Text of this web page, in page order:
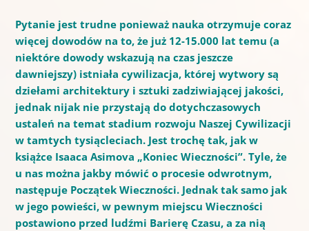
Pytanie jest trudne ponieważ nauka otrzymuje coraz
więcej dowodów na to, że już 12-15.000 lat temu (a
niektóre dowody wskazują na czas jeszcze
dawniejszy) istniała cywilizacja, której wytwory są
dziełami architektury i sztuki zadziwiającej jakości,
jednak nijak nie przystają do dotychczasowych
ustaleń na temat stadium rozwoju Naszej Cywilizacji
w tamtych tysiącleciach. Jest trochę tak, jak w
książce Isaaca Asimova „Koniec Wieczności”. Tyle, że
u nas można jakby mówić o procesie odwrotnym,
następuje Początek Wieczności. Jednak tak samo jak
w jego powieści, w pewnym miejscu Wieczności
postawiono przed ludźmi Barierę Czasu, a za nią